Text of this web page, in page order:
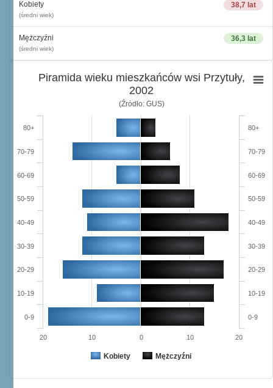
38,7 lat
Kobiety
(średni wiek)
36,3 lat
Mężczyźni
(średni wiek)
Piramida wieku mieszkańców wsi Przytuły,
2002
(Źródło: GUS)
Kobiety Mężczyźni
0-9
10-19
20-29
30-39
40-49
50-59
60-69
70-79
80+
0-9
10-19
20-29
30-39
40-49
50-59
60-69
70-79
80+
20 10 0 10 20